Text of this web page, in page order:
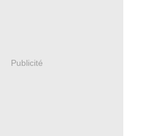
Publicité